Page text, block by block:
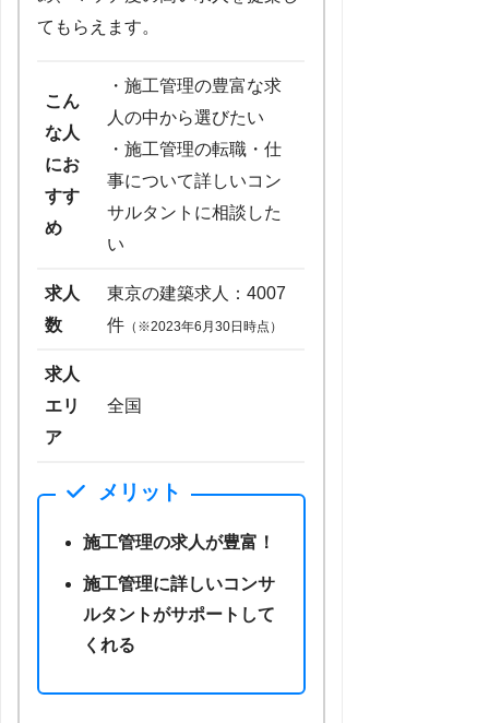
てもらえます。
こん
な人
にお
すす
め
・施工管理の豊富な求
人の中から選びたい
・施工管理の転職・仕
事について詳しいコン
サルタントに相談した
い
求人
数
東京の建築求人：4007
件 （※2023年6月30日時点）
求人
エリ
ア
全国
メリット
施工管理の求人が豊富！
施工管理に詳しいコンサ
ルタントがサポートして
くれる